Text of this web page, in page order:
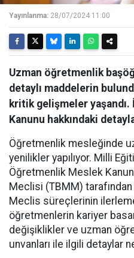
Yayınlanma: 28/07/2024 11:00
Uzman öğretmenlik
detaylı maddelerin
kritik gelişmeler
Kanunu hakkındaki
Öğretmenlik mesleğinde
yenilikler yapılıyor. Milli
Öğretmenlik Meslek
Meclisi (TBMM) tarafından
Meclis süreçlerinin
öğretmenlerin kariyer
değişiklikler ve uzman
unvanları ile ilgili detaylar